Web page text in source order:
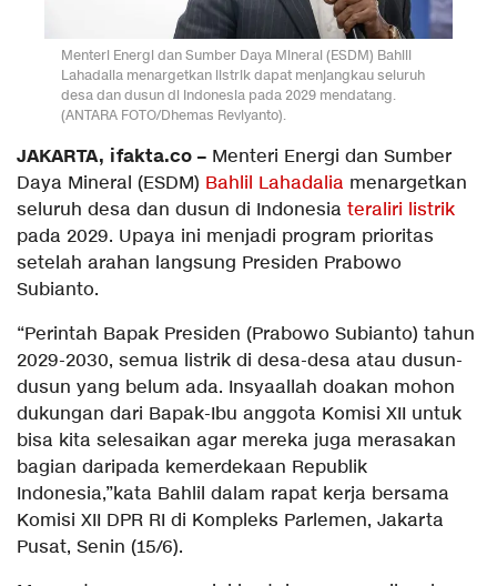
Menteri Energi dan Sumber Daya Mineral (ESDM) Bahlil
Lahadalia menargetkan listrik dapat menjangkau seluruh
desa dan dusun di Indonesia pada 2029 mendatang.
(ANTARA FOTO/Dhemas Reviyanto).
JAKARTA, ifakta.co – Menteri Energi dan Sumber
Daya Mineral (ESDM) Bahlil Lahadalia menargetkan
seluruh desa dan dusun di Indonesia teraliri listrik
pada 2029. Upaya ini menjadi program prioritas
setelah arahan langsung Presiden Prabowo
Subianto.
“Perintah Bapak Presiden (Prabowo Subianto) tahun
2029-2030, semua listrik di desa-desa atau dusun-
dusun yang belum ada. Insyaallah doakan mohon
dukungan dari Bapak-Ibu anggota Komisi XII untuk
bisa kita selesaikan agar mereka juga merasakan
bagian daripada kemerdekaan Republik
Indonesia,”kata Bahlil dalam rapat kerja bersama
Komisi XII DPR RI di Kompleks Parlemen, Jakarta
Pusat, Senin (15/6).